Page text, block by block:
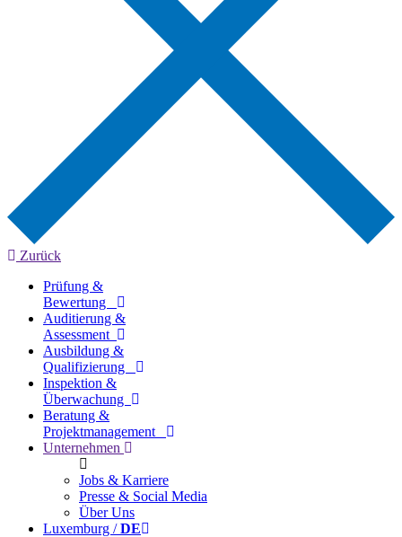
Zurück
Prüfung &
Bewertung
Auditierung &
Assessment
Ausbildung &
Qualifizierung
Inspektion &
Überwachung
Beratung &
Projektmanagement
Unternehmen
Jobs & Karriere
Presse & Social Media
Über Uns
Luxemburg /DE